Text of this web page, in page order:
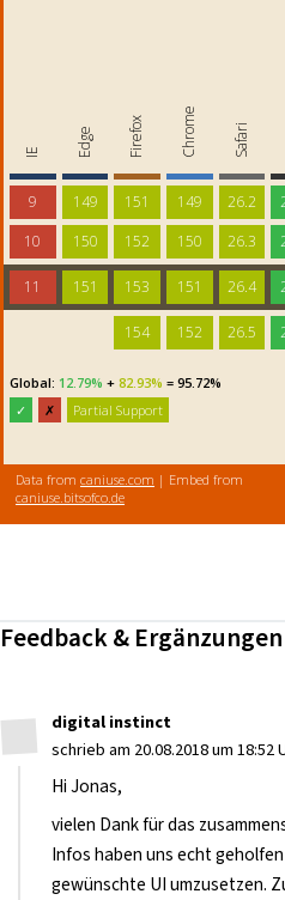
Feedback &
digital instinct
schrieb am 20.08.2018 um 18:52
Hi Jonas,
vielen Dank für das
Infos haben uns echt
gewünschte UI umzusetzen.